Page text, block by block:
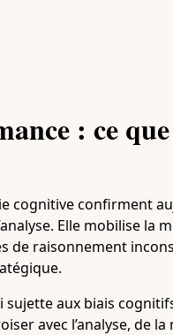
: ce que
cognitive confirment
Elle mobilise
de raisonnement
aux biais
avec l’analyse, de